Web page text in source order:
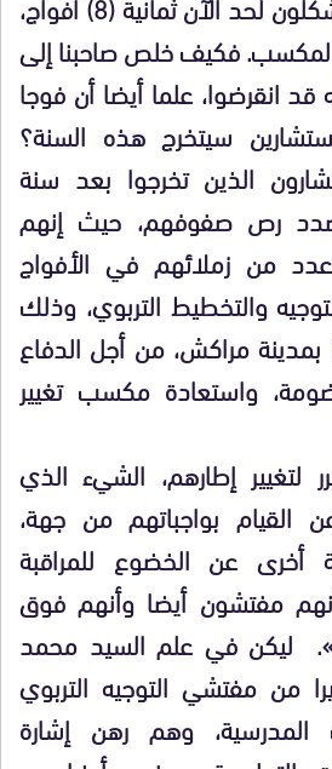
فكيف خلص صاحبنا إلى
انقرضوا، علما أيضا أن فوجا
سيتخرج هذه السنة؟
الذين تخرجوا بعد سنة
بصدد رص صفوفهم، حيث إنهم
من زملائهم في الأفواج
والتخطيط التربوي، وذلك
يوم 28 أبريل 2013 بمدينة مراكش، من أجل الدفاع
واستعادة مكسب تغيير
لتغيير إطارهم، الشيء الذي
القيام بواجباتهم من جهة،
عن الخضوع للمراقبة
مفتشون أيضا وأنهم فوق
». ليكن في علم السيد محمد
من مفتشي التوجيه التربوي
المدرسية، وهم رهن إشارة